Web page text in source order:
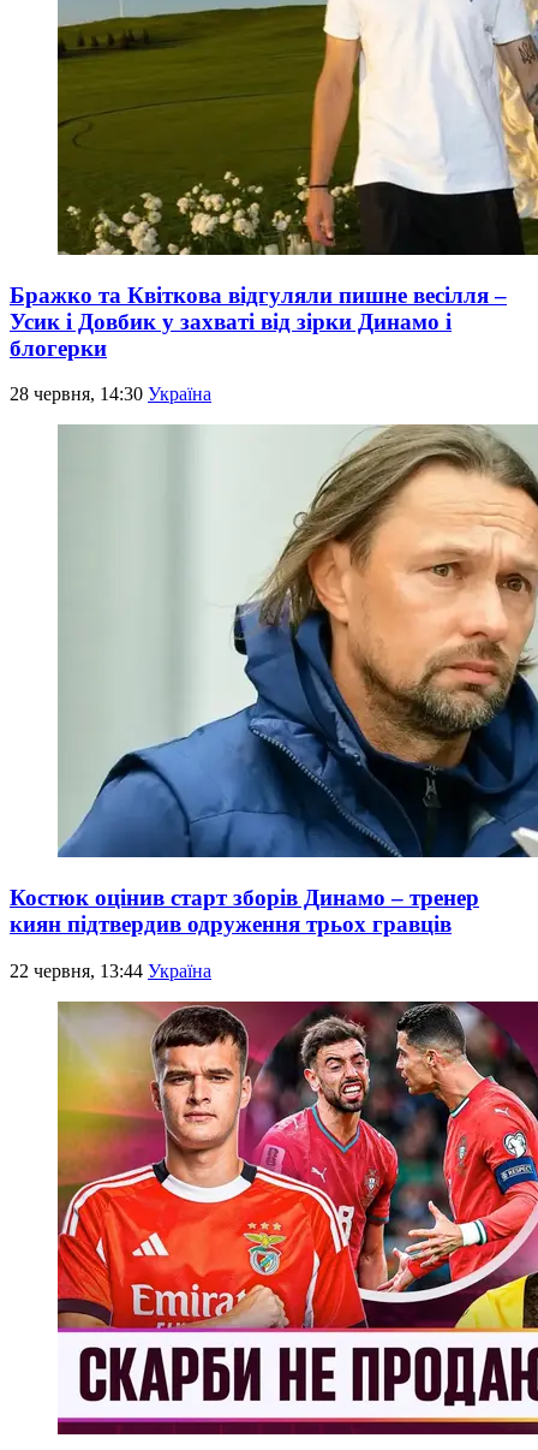
Бражко та Квіткова відгуляли пишне весілля –
Усик і Довбик у захваті від зірки Динамо і
блогерки
28 червня, 14:30 Україна
Костюк оцінив старт зборів Динамо – тренер
киян підтвердив одруження трьох гравців
22 червня, 13:44 Україна